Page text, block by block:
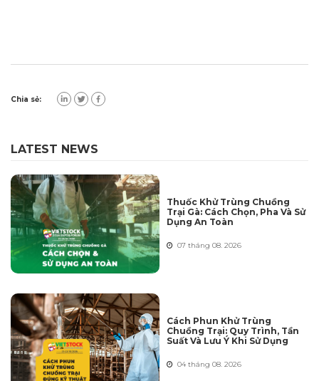
Chia sẻ:
LATEST NEWS
Thuốc Khử Trùng Chuồng
Trại Gà: Cách Chọn, Pha Và Sử
Dụng An Toàn
07 tháng 08. 2026
Cách Phun Khử Trùng
Chuồng Trại: Quy Trình, Tần
Suất Và Lưu Ý Khi Sử Dụng
04 tháng 08. 2026